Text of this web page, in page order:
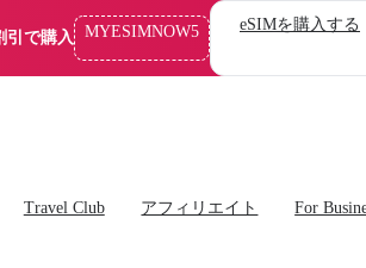
引で購入 MYESIMNOW5 eSIMを購入する
Travel Club アフィリエイト For